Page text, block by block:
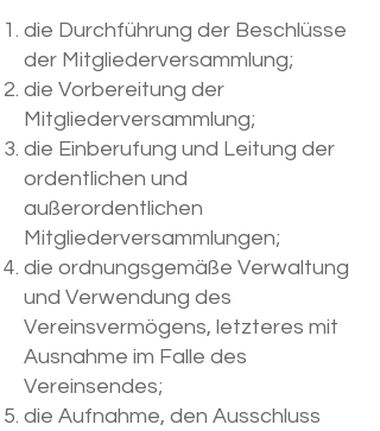
die Durchführung der Beschlüsse
der Mitgliederversammlung;
die Vorbereitung der
Mitgliederversammlung;
die Einberufung und Leitung der
ordentlichen und
außerordentlichen
Mitgliederversammlungen;
die ordnungsgemäße Verwaltung
und Verwendung des
Vereinsvermögens, letzteres mit
Ausnahme im Falle des
Vereinsendes;
die Aufnahme, den Ausschluss